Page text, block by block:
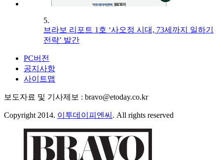
5.
브라보 리포트 1호 ‘사오정 시대, 73세까지 일하기
전략’ 발간
PC버전
공지사항
사이트맵
보도자료 및 기사제보 : bravo@etoday.co.kr
Copyright 2014. 이투데이피엔씨 . All rights reserved